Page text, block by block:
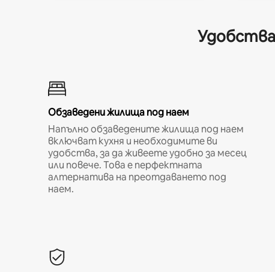
Обзаведени жилища под наем
Напълно обзаведените жилища под наем
включват кухня и необходимите ви
удобства, за да живеете удобно за месец
или повече. Това е перфектната
алтернатива на преотдаването под
наем.